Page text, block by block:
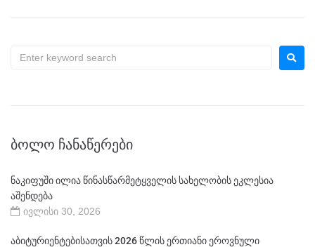
ᲑᲝᲚᲝ ᲩᲐᲜᲐᲬᲔᲠᲔᲑᲘ
ნაკიფუში ილია წინასწარმეტყველის სახელობის ეკლესია
აშენდება
ივლისი 30, 2026
აბიტურიენტებისათვის 2026 წლის ერთიანი ეროვნული